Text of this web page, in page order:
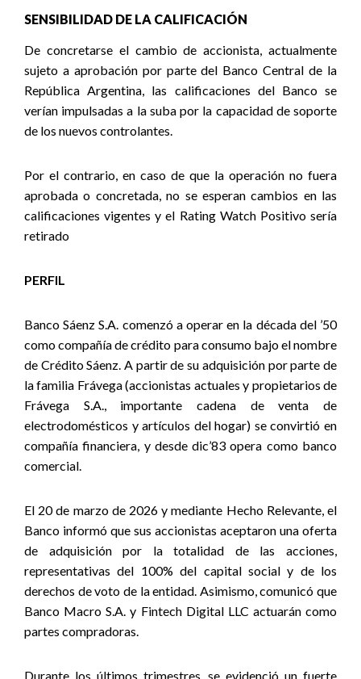
SENSIBILIDAD DE LA CALIFICACIÓN
De concretarse el cambio de accionista, actualmente
sujeto a aprobación por parte del Banco Central de la
República Argentina, las calificaciones del Banco se
verían impulsadas a la suba por la capacidad de soporte
de los nuevos controlantes.
Por el contrario, en caso de que la operación no fuera
aprobada o concretada, no se esperan cambios en las
calificaciones vigentes y el Rating Watch Positivo sería
retirado
PERFIL
Banco Sáenz S.A. comenzó a operar en la década del ’50
como compañía de crédito para consumo bajo el nombre
de Crédito Sáenz. A partir de su adquisición por parte de
la familia Frávega (accionistas actuales y propietarios de
Frávega S.A., importante cadena de venta de
electrodomésticos y artículos del hogar) se convirtió en
compañía financiera, y desde dic’83 opera como banco
comercial.
El 20 de marzo de 2026 y mediante Hecho Relevante, el
Banco informó que sus accionistas aceptaron una oferta
de adquisición por la totalidad de las acciones,
representativas del 100% del capital social y de los
derechos de voto de la entidad. Asimismo, comunicó que
Banco Macro S.A. y Fintech Digital LLC actuarán como
partes compradoras.
Durante los últimos trimestres, se evidenció un fuerte